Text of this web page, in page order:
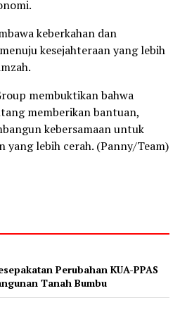
keberkahan dan
kesejahteraan yang lebih
membuktikan bahwa
memberikan bantuan,
kebersamaan untuk
yang lebih cerah. (Panny/Team)
Perubahan KUA-PPAS
Tanah Bumbu